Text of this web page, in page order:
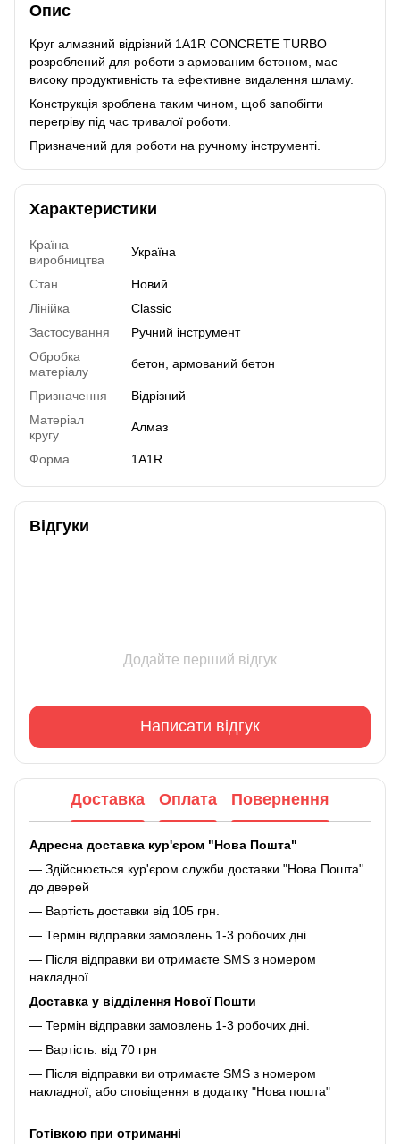
Опис
Круг алмазний вiдрiзний 1A1R CONCRETE TURBO
розроблений для роботи з армованим бетоном, має
високу продуктивність та ефективне видалення шламу.
Конструкція зроблена таким чином, щоб запобігти
перегріву під час тривалої роботи.
Призначений для роботи на ручному інструменті.
Характеристики
Країна
виробництва
Україна
Стан
Новий
Лінійка
Сlassic
Застосування
Ручний інструмент
Обробка
матеріалу
бетон, армований бетон
Призначення
Відрізний
Матеріал
кругу
Алмаз
Форма 1A1R
Відгуки
Додайте перший відгук
Написати відгук
Доставка Оплата Повернення
Адресна доставка кур'єром "Нова Пошта"
— Здійснюється кур'єром служби доставки "Нова Пошта"
до дверей
— Вартість доставки від 105 грн.
— Термін відправки замовлень 1-3 робочих дні.
— Після відправки ви отримаєте SMS з номером
накладної
Доставка у відділення Нової Пошти
— Термін відправки замовлень 1-3 робочих дні.
— Вартість: від 70 грн
— Після відправки ви отримаєте SMS з номером
накладної, або сповіщення в додатку "Нова пошта"
Готівкою при отриманні